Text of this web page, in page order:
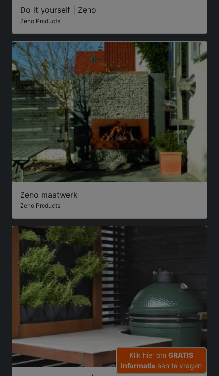
Do it yourself | Zeno
Zeno Products
Zeno maatwerk
Zeno Products
Klik hier om GRATIS
informatie aan te vragen